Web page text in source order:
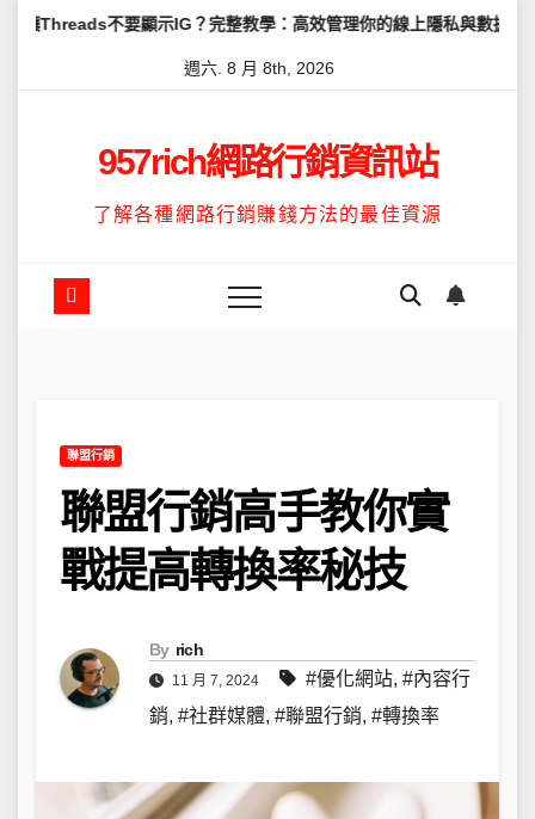
Skip顯示IG？完整教學：高效管理你的線上隱私與數據安全 怎麼讓
週六. 8 月 8th, 2026
957rich網路行銷資訊站
了解各種網路行銷賺錢方法的最佳資源
聯盟行銷
聯盟行銷高手教你實
戰提高轉換率秘技
By rich
11 月 7, 2024 #優化網站, #內容行
銷, #社群媒體, #聯盟行銷, #轉換率